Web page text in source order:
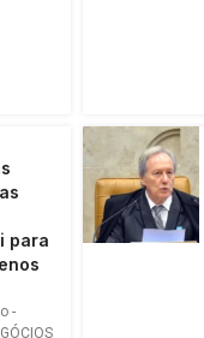
para
-